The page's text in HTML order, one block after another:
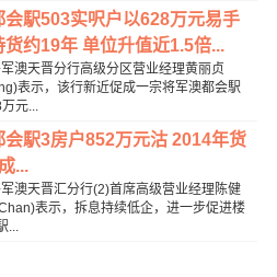
会駅503实呎户以628万元易手
货约19年 单位升值近1.5倍...
澳天晋分行高级分区营业经理黄丽贞
表示，该行新近促成一宗将军澳都会駅
元...
会駅3房户852万元沽 2014年货
...
澳天晋汇分行(2)首席高级营业经理陈健
表示，拆息持续低企，进一步促进楼
...